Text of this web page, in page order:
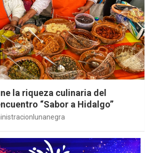
la riqueza culinaria del
“Sabor a Hidalgo”